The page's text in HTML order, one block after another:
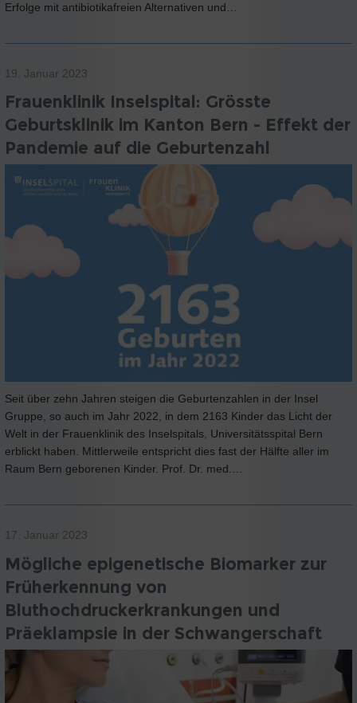
Erfolge mit antibiotikafreien Alternativen und…
19. Januar 2023
Frauenklinik Inselspital: Grösste
Geburtsklinik im Kanton Bern - Effekt der
Pandemie auf die Geburtenzahl
Seit über zehn Jahren steigen die Geburtenzahlen in der Insel
Gruppe, so auch im Jahr 2022, in dem 2163 Kinder das Licht der
Welt in der Frauenklinik des Inselspitals, Universitätsspital Bern
erblickt haben. Mittlerweile entspricht dies fast der Hälfte aller im
Raum Bern geborenen Kinder. Prof. Dr. med.…
17. Januar 2023
Mögliche epigenetische Biomarker zur
Früherkennung von
Bluthochdruckerkrankungen und
Präeklampsie in der Schwangerschaft